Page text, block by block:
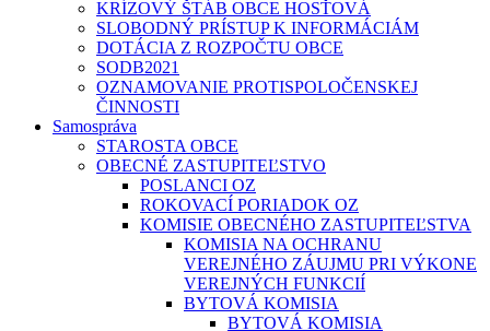
KRÍZOVÝ ŠTÁB OBCE HOSŤOVÁ
SLOBODNÝ PRÍSTUP K INFORMÁCIÁM
DOTÁCIA Z ROZPOČTU OBCE
SODB2021
OZNAMOVANIE PROTISPOLOČENSKEJ
ČINNOSTI
Samospráva
STAROSTA OBCE
OBECNÉ ZASTUPITEĽSTVO
POSLANCI OZ
ROKOVACÍ PORIADOK OZ
KOMISIE OBECNÉHO ZASTUPITEĽSTVA
KOMISIA NA OCHRANU
VEREJNÉHO ZÁUJMU PRI VÝKONE
VEREJNÝCH FUNKCIÍ
BYTOVÁ KOMISIA
BYTOVÁ KOMISIA